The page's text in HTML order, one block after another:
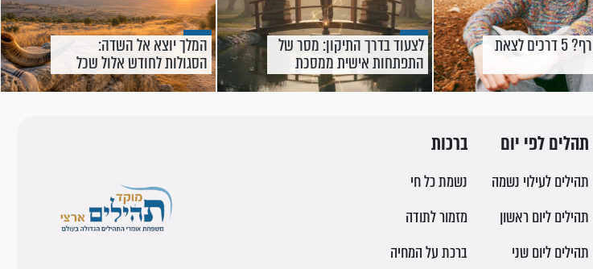
דיכאון חורף? 5 דרכים לצאת לצעוד בדרך התיקון: מסר של
התפתחות אישית ממסכת
אבות
המלך יוצא אל השדה:
הסגולות לחודש אלול שכל
אחד יכול לקחת איתו
תהלים לפי יום
תהילים לעילוי נשמה
תהילים ליום ראשון
תהילים ליום שני
ברכות
נשמת כל חי
מזמור לתודה
ברכת על המחיה